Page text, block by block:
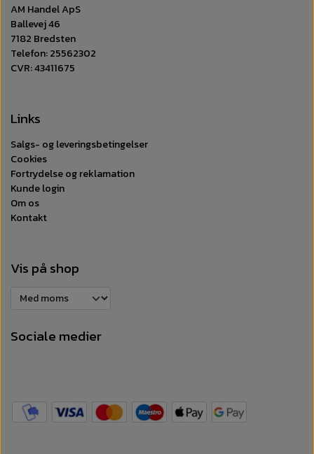
AM Handel ApS
Ballevej 46
7182 Bredsten
Telefon: 25562302
CVR: 43411675
Links
Salgs- og leveringsbetingelser
Cookies
Fortrydelse og reklamation
Kunde login
Om os
Kontakt
Vis på shop
Sociale medier